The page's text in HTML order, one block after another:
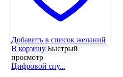
Добавить в список желаний
В корзину Быстрый
просмотр
Цифровой спу...